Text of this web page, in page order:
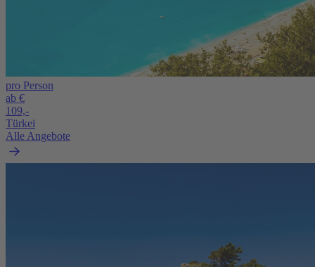
pro Person
ab €
109,-
Türkei
Alle Angebote